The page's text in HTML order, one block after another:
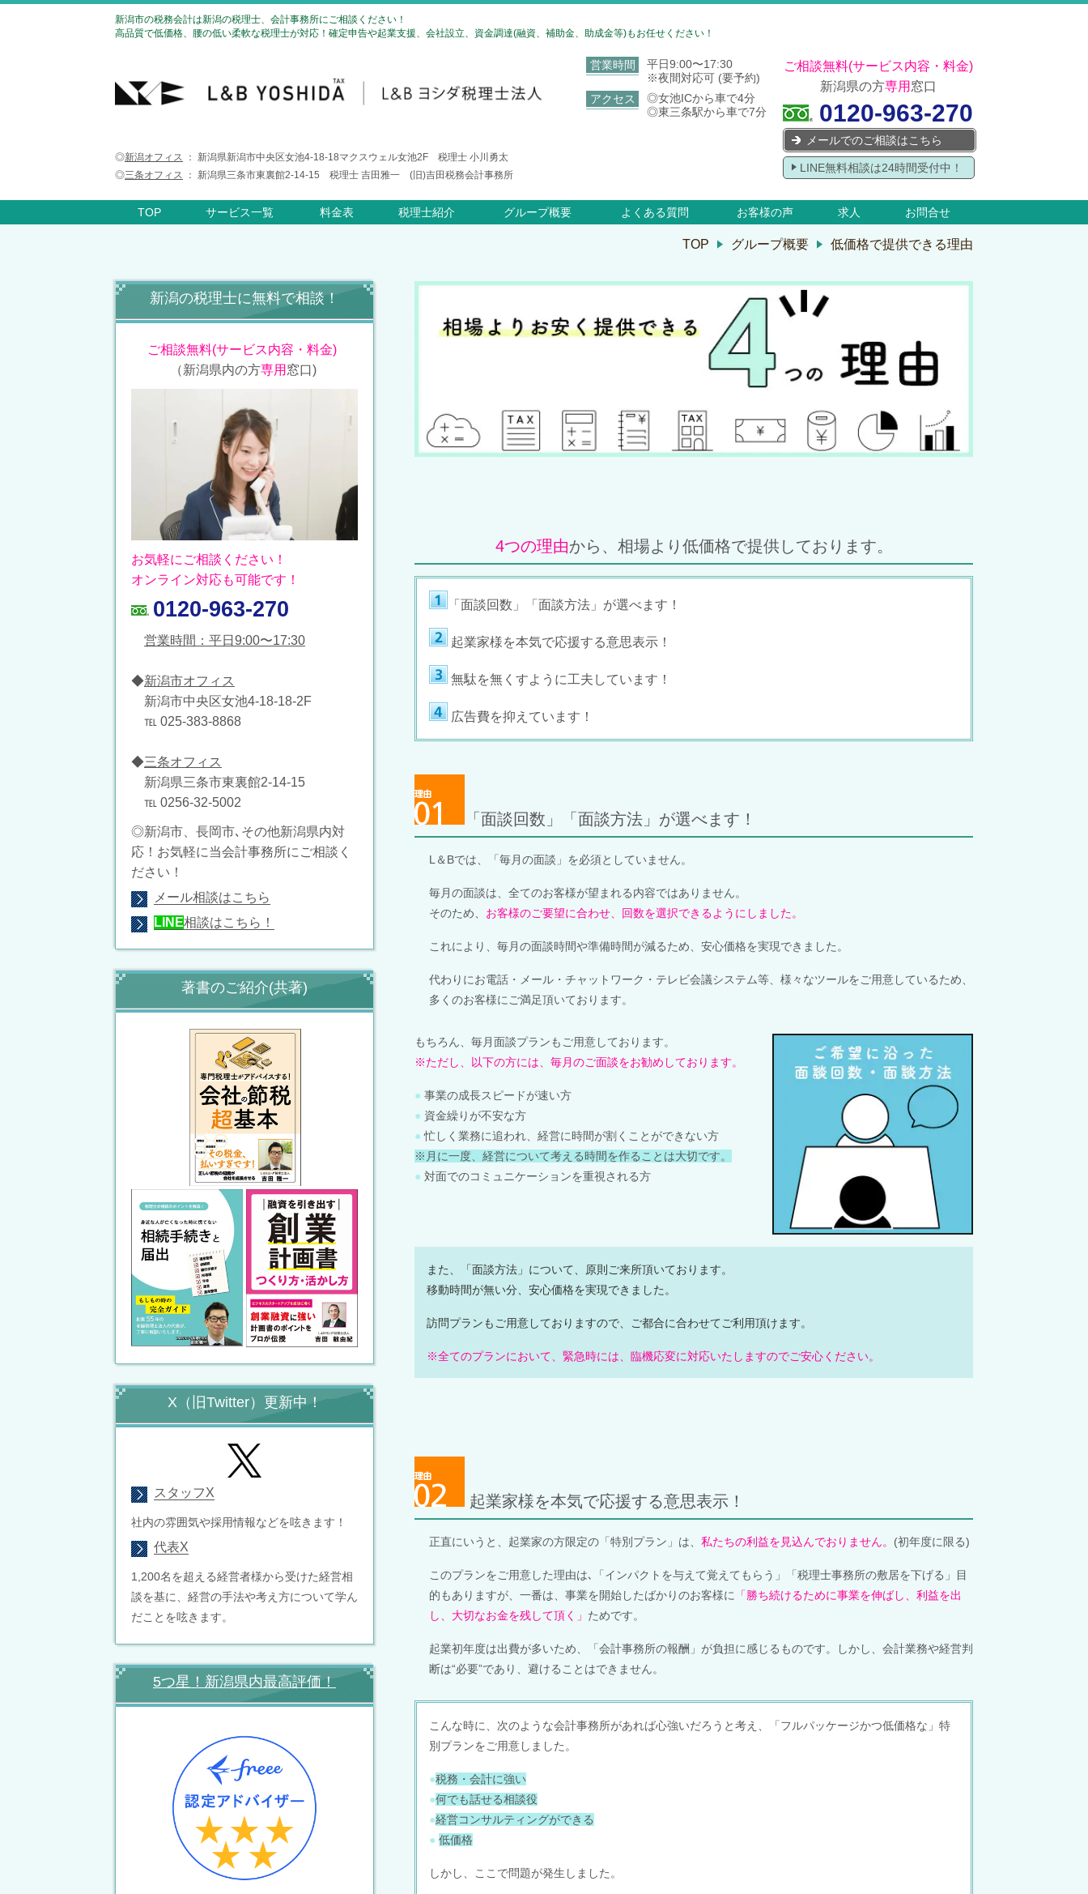
新潟市の税務会計は新潟の税理士、会計事務所にご相談ください！
高品質で低価格、腰の低い柔軟な税理士が対応！確定申告や起業支援、会社設立、資金調達(融資、補助金、助成金等)もお任せください！
◎新潟オフィス ： 新潟県新潟市中央区女池4-18-18マクスウェル女池2F 税理士 小川勇太
◎三条オフィス ： 新潟県三条市東裏館2-14-15 税理士 吉田雅一 (旧)吉田税務会計事務所
営業時間
平日9:00〜17:30
※夜間対応可 (要予約)
アクセス
◎女池ICから車で4分
◎東三条駅から車で7分
ご相談無料(サービス内容・料金)
新潟県の方専用 窓口
0120-963-270
メールでのご相談はこちら
LINE無料相談は24時間受付中！
TOP サービス一覧 料金表 税理士紹介 グループ概要 よくある質問 お客様の声 求人 お問合せ
TOP グループ概要 低価格で提供できる理由
4つの理由から、相場より低価格で提供しております。
「面談回数」「面談方法」が選べます！
起業家様を本気で応援する意思表示！
無駄を無くすように工夫しています！
広告費を抑えています！
「面談回数」「面談方法」が選べます！
L＆Bでは、「毎月の面談」を必須としていません。
毎月の面談は、全てのお客様が望まれる内容ではありません。
そのため、 お客様のご要望に合わせ、回数を選択できるようにしました。
これにより、毎月の面談時間や準備時間が減るため、安心価格を実現できました。
代わりにお電話・メール・チャットワーク・テレビ会議システム等、様々なツールをご用意しているため、
多くのお客様にご満足頂いております。
もちろん、毎月面談プランもご用意しております。
※ただし、以下の方には、毎月のご面談をお勧めしております。
● 事業の成長スピードが速い方
● 資金繰りが不安な方
●忙しく業務に追われ、経営に時間が割くことができない方
※月に一度、経営について考える時間を作ることは大切です。
● 対面でのコミュニケーションを重視される方
また、「面談方法」について、原則ご来所頂いております。
移動時間が無い分、安心価格を実現できました。
訪問プランもご用意しておりますので、ご都合に合わせてご利用頂けます。
※全てのプランにおいて、緊急時には、臨機応変に対応いたしますのでご安心ください。
起業家様を本気で応援する意思表示！
正直にいうと、起業家の方限定の「特別プラン」は、 私たちの利益を見込んでおりません。 (初年度に限る)
このプランをご用意した理由は､「インパクトを与えて覚えてもらう」「税理士事務所の敷居を下げる」目
的もありますが、一番は、事業を開始したばかりのお客様に
「勝ち続けるために事業を伸ばし、利益を出
し、大切なお金を残して頂く」 ためです。
起業初年度は出費が多いため、「会計事務所の報酬」が負担に感じるものです。
しかし、会計業務や経営判
断は“必要”であり、避けることはできません。
こんな時に、次のような会計事務所があれば心強いだろうと考え、「フルパッケージかつ低価格な」特
別プランをご用意しました。
●税務・会計に強い
●何でも話せる相談役
●経営コンサルティングができる
● 低価格
しかし、ここで問題が発生しました。
新潟の税理士に無料で相談！
ご相談無料(サービス内容・料金)
（新潟県内の方専用 窓口)
お気軽にご相談ください！
オンライン対応も可能です！
0120-963-270
営業時間：平日9:00〜17:30
◆新潟市オフィス
新潟市中央区女池4-18-18-2F
℡ 025-383-8868
◆三条オフィス
新潟県三条市東裏館2-14-15
℡ 0256-32-5002
◎新潟市、長岡市､その他新潟県内対
応！お気軽に当会計事務所にご相談く
ださい！
メール相談はこちら
LINE相談はこちら！
著書のご紹介(共著)
X（旧Twitter）更新中！
スタッフX
社内の雰囲気や採用情報などを呟きます！
代表X
1,200名を超える経営者様から受けた経営相
談を基に、経営の手法や考え方について学ん
だことを呟きます。
5つ星！新潟県内最高評価！